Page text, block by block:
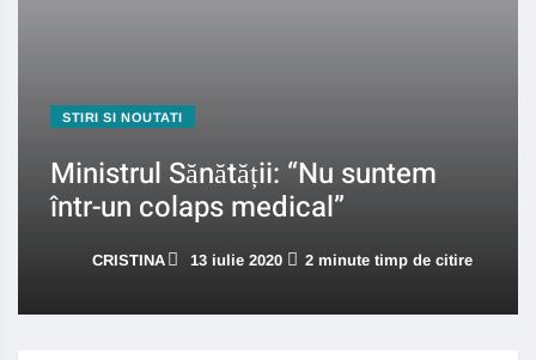
STIRI SI NOUTATI
Ministrul Sănătății: “Nu suntem
într-un colaps medical”
CRISTINA 13 iulie 2020 2 minute timp de citire